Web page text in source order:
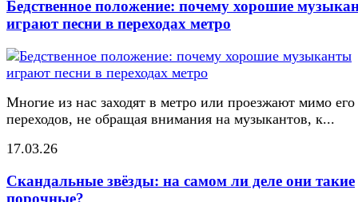
Бедственное положение: почему хорошие
играют песни в переходах метро
Многие из нас заходят в метро или проезжают мимо его
переходов, не обращая внимания на музыкантов, к...
17.03.26
Скандальные звёзды: на самом ли деле они такие
порочные?